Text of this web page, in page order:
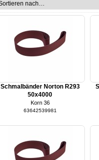
Schmalbänder Norton R293
50x4000
Korn 36
63642539981